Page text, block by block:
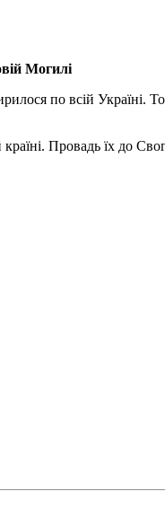
Могилі
по всій
Провадь їх до